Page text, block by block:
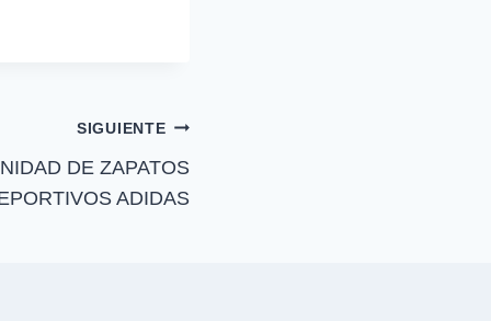
SIGUIENTE
DE ZAPATOS
ADIDAS